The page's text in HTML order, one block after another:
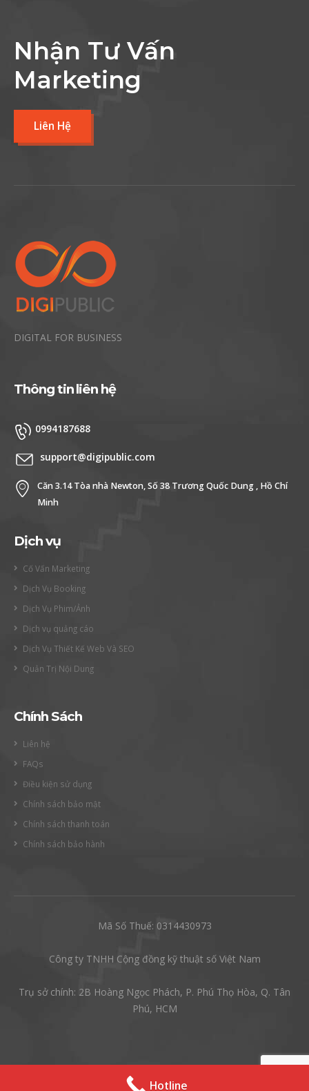
Nhận Tư Vấn
Marketing
Liên Hệ
DIGITAL FOR BUSINESS
Thông tin liên hệ
0994187688
support@digipublic.com
Căn 3.14 Tòa nhà Newton, Số 38 Trương Quốc Dung , Hồ Chí
Minh
Dịch vụ
Cố Vấn Marketing
Dịch Vụ Booking
Dịch Vụ Phim/Ảnh
Dịch vụ quảng cáo
Dịch Vụ Thiết Kế Web Và SEO
Quản Trị Nội Dung
Chính Sách
Liên hệ
FAQs
Điều kiện sử dụng
Chính sách bảo mật
Chính sách thanh toán
Chính sách bảo hành
Mã Số Thuế: 0314430973
Công ty TNHH Cộng đồng kỹ thuật số Việt Nam
Trụ sở chính: 2B Hoàng Ngọc Phách, P. Phú Thọ Hòa, Q. Tân
Phú, HCM
Hotline